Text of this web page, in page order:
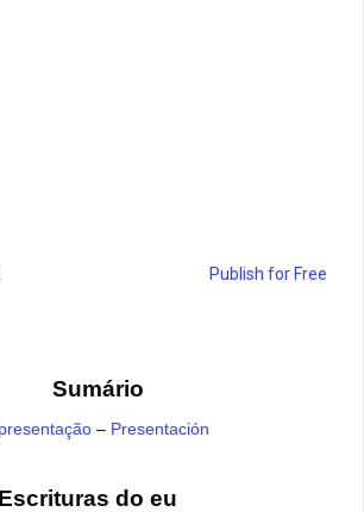
Publish for Free
Sumário
– Presentación
do eu